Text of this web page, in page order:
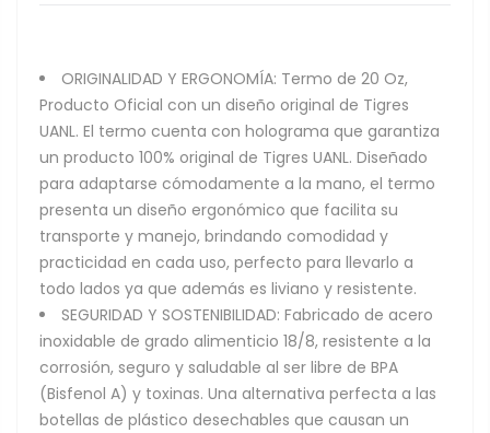
ORIGINALIDAD Y ERGONOMÍA: Termo de 20 Oz,
Producto Oficial con un diseño original de Tigres
UANL. El termo cuenta con holograma que garantiza
un producto 100% original de Tigres UANL. Diseñado
para adaptarse cómodamente a la mano, el termo
presenta un diseño ergonómico que facilita su
transporte y manejo, brindando comodidad y
practicidad en cada uso, perfecto para llevarlo a
todo lados ya que además es liviano y resistente.
SEGURIDAD Y SOSTENIBILIDAD: Fabricado de acero
inoxidable de grado alimenticio 18/8, resistente a la
corrosión, seguro y saludable al ser libre de BPA
(Bisfenol A) y toxinas. Una alternativa perfecta a las
botellas de plástico desechables que causan un